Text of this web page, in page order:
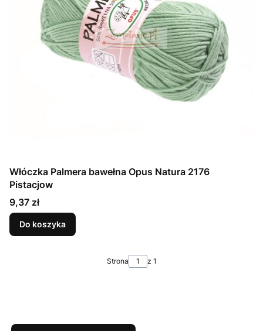
Włóczka Palmera bawełna Opus Natura 2176
Pistacjow
Cena
9,37 zł
Do koszyka
Strona z 1